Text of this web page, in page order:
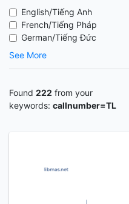
English/Tiếng Anh
French/Tiếng Pháp
German/Tiếng Đức
See More
Found 222 from your
keywords: callnumber=TL